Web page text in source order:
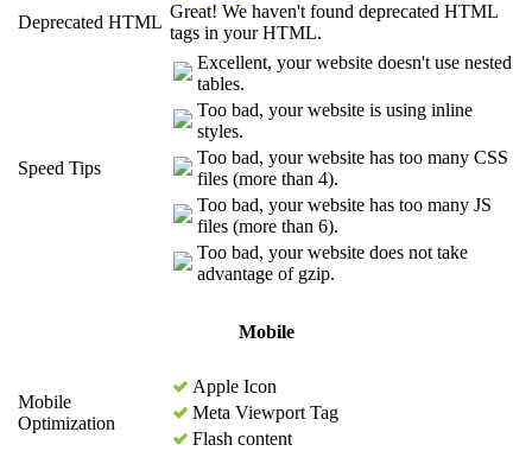
Deprecated HTML
Great! We haven't found deprecated HTML
tags in your HTML.
Speed Tips
Excellent, your website doesn't use nested
tables.
Too bad, your website is using inline
styles.
Too bad, your website has too many CSS
files (more than 4).
Too bad, your website has too many JS
files (more than 6).
Too bad, your website does not take
advantage of gzip.
Mobile
Mobile
Optimization
Apple Icon
Meta Viewport Tag
Flash content